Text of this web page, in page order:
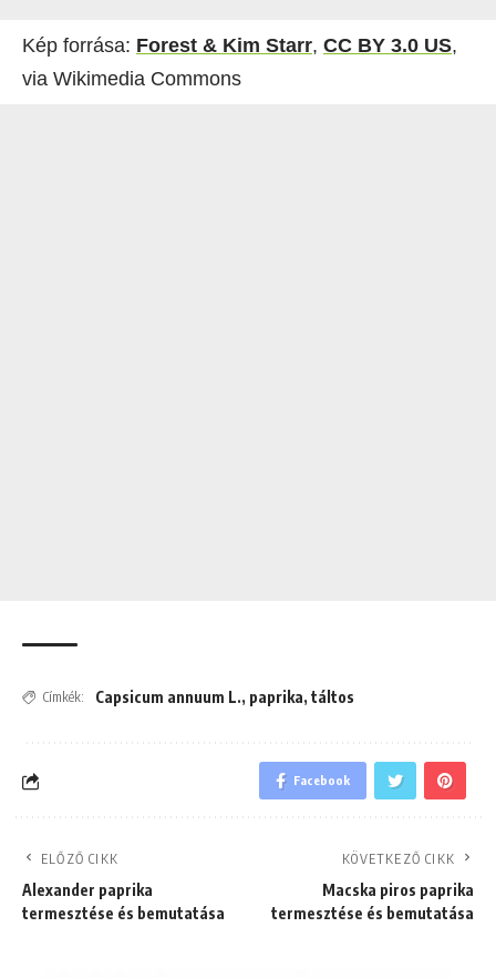
Kép forrása: Forest & Kim Starr, CC BY 3.0 US,
via Wikimedia Commons
Címkék: Capsicum annuum L., paprika, táltos
Facebook
ELŐZŐ CIKK
Alexander paprika
termesztése és bemutatása
KÖVETKEZŐ CIKK
Macska piros paprika
termesztése és bemutatása